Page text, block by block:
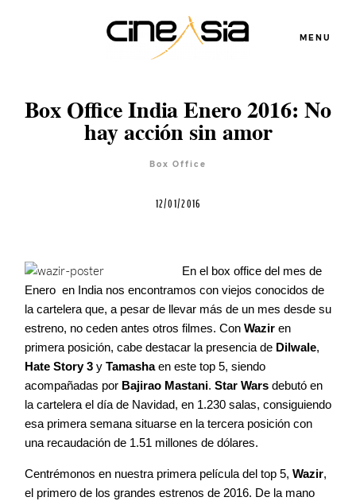
MENU
Box Office India Enero 2016: No
hay acción sin amor
Box Office
12/01/2016
En el box office del mes de
Enero en India nos encontramos con viejos conocidos de
la cartelera que, a pesar de llevar más de un mes desde su
estreno, no ceden antes otros filmes. Con Wazir en
primera posición, cabe destacar la presencia de Dilwale,
Hate Story 3 y Tamashaen este top 5, siendo
acompañadas por Bajirao Mastani. Star Wars debutó en
la cartelera el día de Navidad, en 1.230 salas, consiguiendo
esa primera semana situarse en la tercera posición con
una recaudación de 1.51 millones de dólares.
Centrémonos en nuestra primera película del top 5, Wazir,
el primero de los grandes estrenos de 2016. De la mano
Blog
Agenda
Contacto